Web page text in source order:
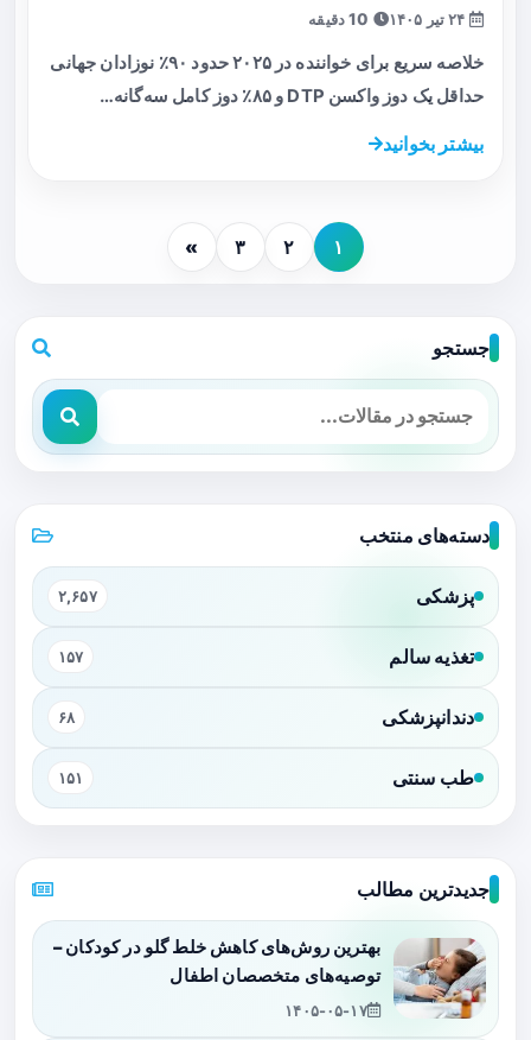
خلاصه سریع برای خواننده در ۲۰۲۵ حدود ۹۰٪ نوزادان جهانی
حداقل یک دوز واکسن DTP و ۸۵٪ دوز کامل سه‌گانه…
بیشتر بخوانید
۱ ۲ ۳ »
جستجو
دسته‌های منتخب
پزشکی ۲,۶۵۷
تغذیه سالم ۱۵۷
دندانپزشکی ۶۸
طب سنتی ۱۵۱
جدیدترین مطالب
بهترین روش‌های کاهش خلط گلو در کودکان –
توصیه‌های متخصصان اطفال
۱۴۰۵-۰۵-۱۷